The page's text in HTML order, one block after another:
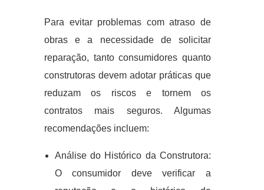
Para evitar problemas com atraso de
obras e a necessidade de solicitar
reparação, tanto consumidores quanto
construtoras devem adotar práticas que
reduzam os riscos e tornem os
contratos mais seguros. Algumas
recomendações incluem:
Análise do Histórico da Construtora:
O consumidor deve verificar a